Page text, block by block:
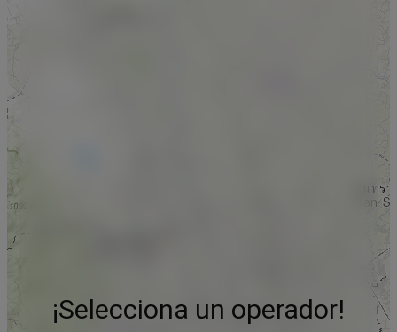
¡Selecciona un operador!